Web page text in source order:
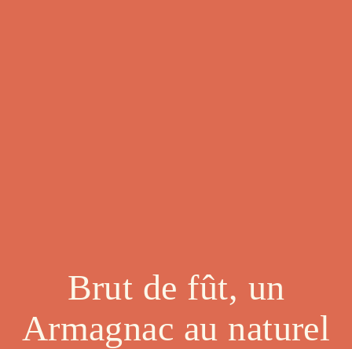
Brut de fût, un
Armagnac au naturel